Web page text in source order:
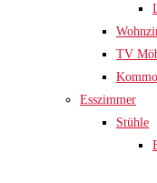
TV
Esszimmer
Stühle